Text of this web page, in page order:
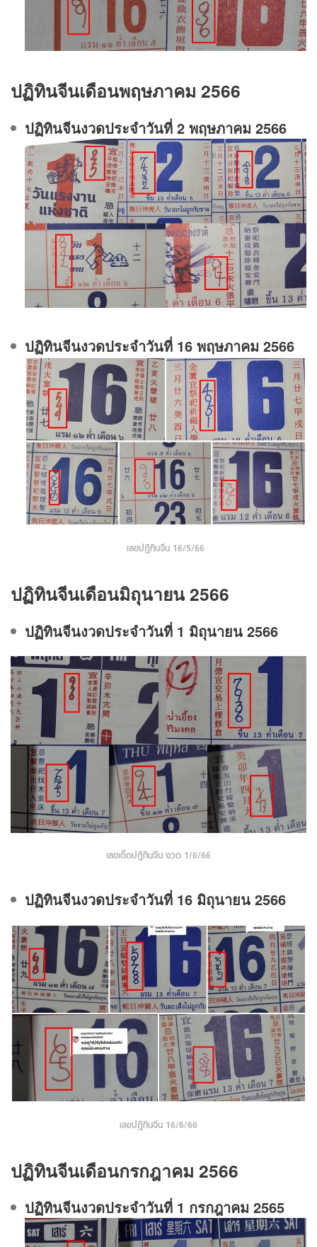
ปฏิทินจีนเดือนพฤษภาคม 2566
ปฏิทินจีนงวดประจําวันที่ 2 พฤษภาคม 2566
ปฏิทินจีนงวดประจําวันที่ 16 พฤษภาคม 2566
เลขปฏิทินจีน 16/5/66
ปฏิทินจีนเดือนมิถุนายน 2566
ปฏิทินจีนงวดประจําวันที่ 1 มิถุนายน 2566
เลขเด็ดปฏิทินจีน งวด 1/6/66
ปฏิทินจีนงวดประจําวันที่ 16 มิถุนายน 2566
เลขปฏิทินจีน 16/6/66
ปฏิทินจีนเดือนกรกฎาคม 2566
ปฏิทินจีนงวดประจําวันที่ 1 กรกฎาคม 2565